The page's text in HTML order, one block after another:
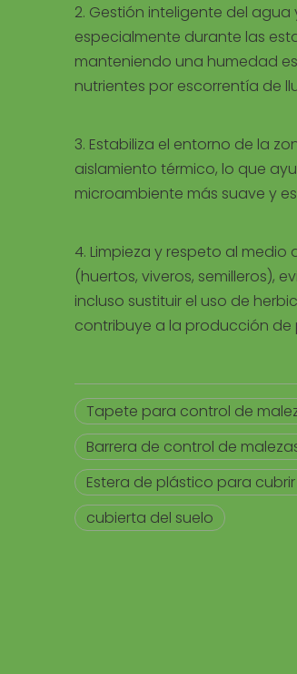
2. Gestión inteligente del
especialmente durante las
manteniendo una humedad
nutrientes por escorrentía de
3. Estabiliza el entorno de la
aislamiento térmico, lo que
microambiente más suave y
4. Limpieza y respeto al
(huertos, viveros, semilleros),
incluso sustituir el uso de
contribuye a la producción
Tapete para control de
Barrera de control de
Estera de plástico para
cubierta del suelo